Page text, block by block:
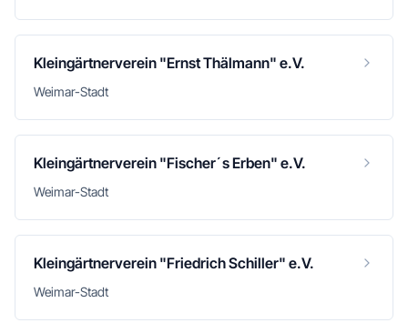
Kleingärtnerverein "Ernst Thälmann" e.V.
Weimar-Stadt
Kleingärtnerverein "Fischer´s Erben" e.V.
Weimar-Stadt
Kleingärtnerverein "Friedrich Schiller" e.V.
Weimar-Stadt